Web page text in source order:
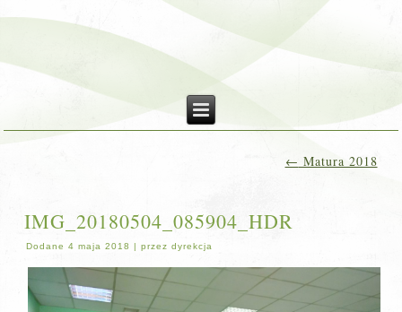
← Matura 2018
IMG_20180504_085904_HDR
Dodane 4 maja 2018 |przez dyrekcja